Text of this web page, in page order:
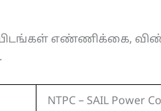
எண்ணிக்கை,
NTPC – SAIL Power